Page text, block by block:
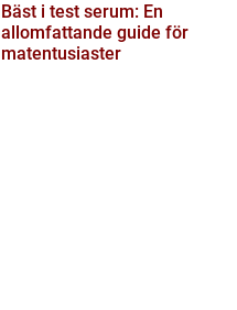
Bäst i test serum: En
allomfattande guide för
matentusiaster